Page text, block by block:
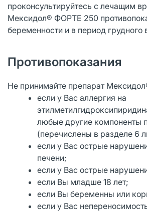
проконсультируйтесь с лечащим
Мексидол® ФОРТЕ 250
беременности и в период грудного
Противопоказания
Не принимайте препарат
если у Вас аллергия на
любые другие компоненты
(перечислены в разделе 6
если у Вас острые
печени;
если у Вас острые
если Вы младше 18 лет;
если Вы беременны или
если у Вас